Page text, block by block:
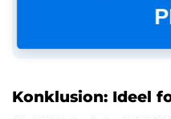
Konklusion: Ideel